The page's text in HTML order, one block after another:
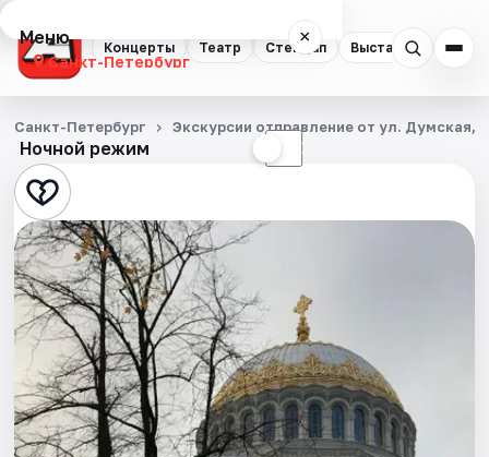
Концерты Театр Стендап Выставки
Меню ×
Санкт-Петербург
Концерты
Театр
Стендап
Выставки
Квесты
Экскурсии
Спорт
Ночной режим ☾
Санкт-Петербург Экскурсии отправление от ул. Думская,